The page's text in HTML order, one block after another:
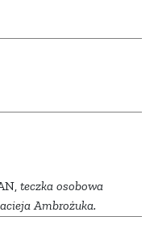
teczka osobowa
Ambrożuka.